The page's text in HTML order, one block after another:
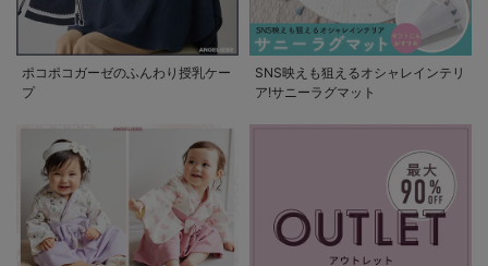
ポコポコガーゼのふんわり授乳ケー
プ
SNS映えも狙えるオシャレインテリ
ア!サニーラグマット